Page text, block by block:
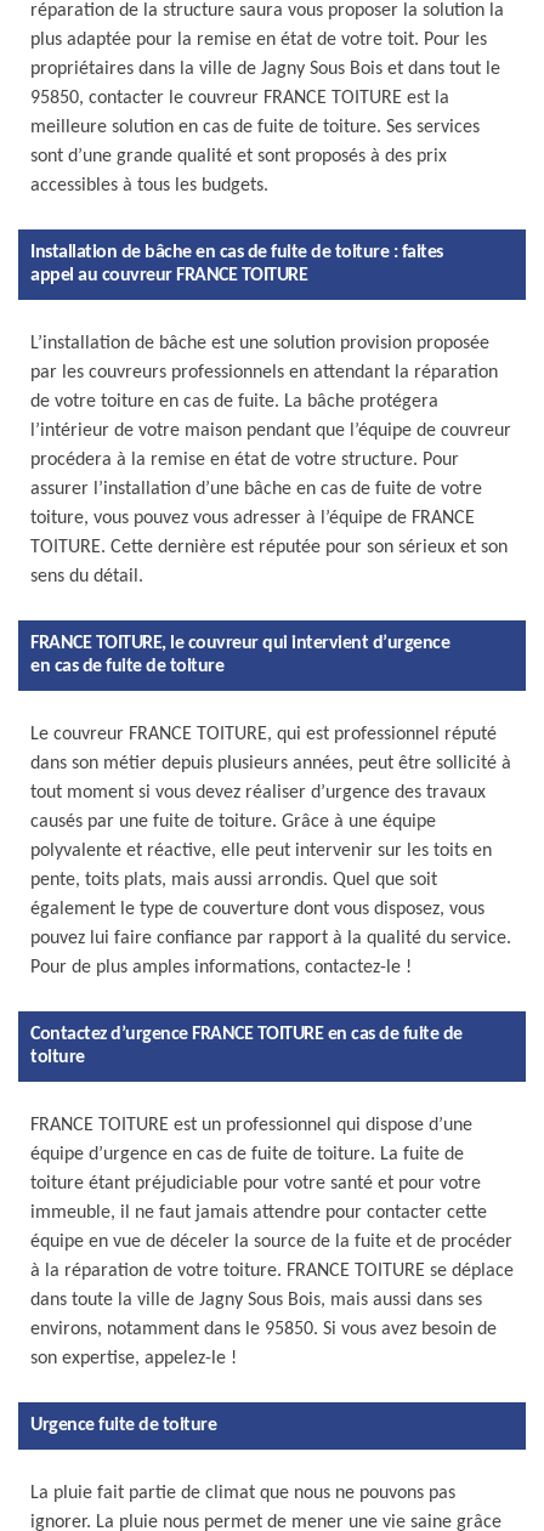
réparation de la structure saura vous proposer la solution la
plus adaptée pour la remise en état de votre toit. Pour les
propriétaires dans la ville de Jagny Sous Bois et dans tout le
95850, contacter le couvreur FRANCE TOITURE est la
meilleure solution en cas de fuite de toiture. Ses services
sont d’une grande qualité et sont proposés à des prix
accessibles à tous les budgets.
Installation de bâche en cas de fuite de toiture : faites
appel au couvreur FRANCE TOITURE
L’installation de bâche est une solution provision proposée
par les couvreurs professionnels en attendant la réparation
de votre toiture en cas de fuite. La bâche protégera
l’intérieur de votre maison pendant que l’équipe de couvreur
procédera à la remise en état de votre structure. Pour
assurer l’installation d’une bâche en cas de fuite de votre
toiture, vous pouvez vous adresser à l’équipe de FRANCE
TOITURE. Cette dernière est réputée pour son sérieux et son
sens du détail.
FRANCE TOITURE, le couvreur qui intervient d’urgence
en cas de fuite de toiture
Le couvreur FRANCE TOITURE, qui est professionnel réputé
dans son métier depuis plusieurs années, peut être sollicité à
tout moment si vous devez réaliser d’urgence des travaux
causés par une fuite de toiture. Grâce à une équipe
polyvalente et réactive, elle peut intervenir sur les toits en
pente, toits plats, mais aussi arrondis. Quel que soit
également le type de couverture dont vous disposez, vous
pouvez lui faire confiance par rapport à la qualité du service.
Pour de plus amples informations, contactez-le !
Contactez d’urgence FRANCE TOITURE en cas de fuite de
toiture
FRANCE TOITURE est un professionnel qui dispose d’une
équipe d’urgence en cas de fuite de toiture. La fuite de
toiture étant préjudiciable pour votre santé et pour votre
immeuble, il ne faut jamais attendre pour contacter cette
équipe en vue de déceler la source de la fuite et de procéder
à la réparation de votre toiture. FRANCE TOITURE se déplace
dans toute la ville de Jagny Sous Bois, mais aussi dans ses
environs, notamment dans le 95850. Si vous avez besoin de
son expertise, appelez-le !
Urgence fuite de toiture
La pluie fait partie de climat que nous ne pouvons pas
ignorer. La pluie nous permet de mener une vie saine grâce